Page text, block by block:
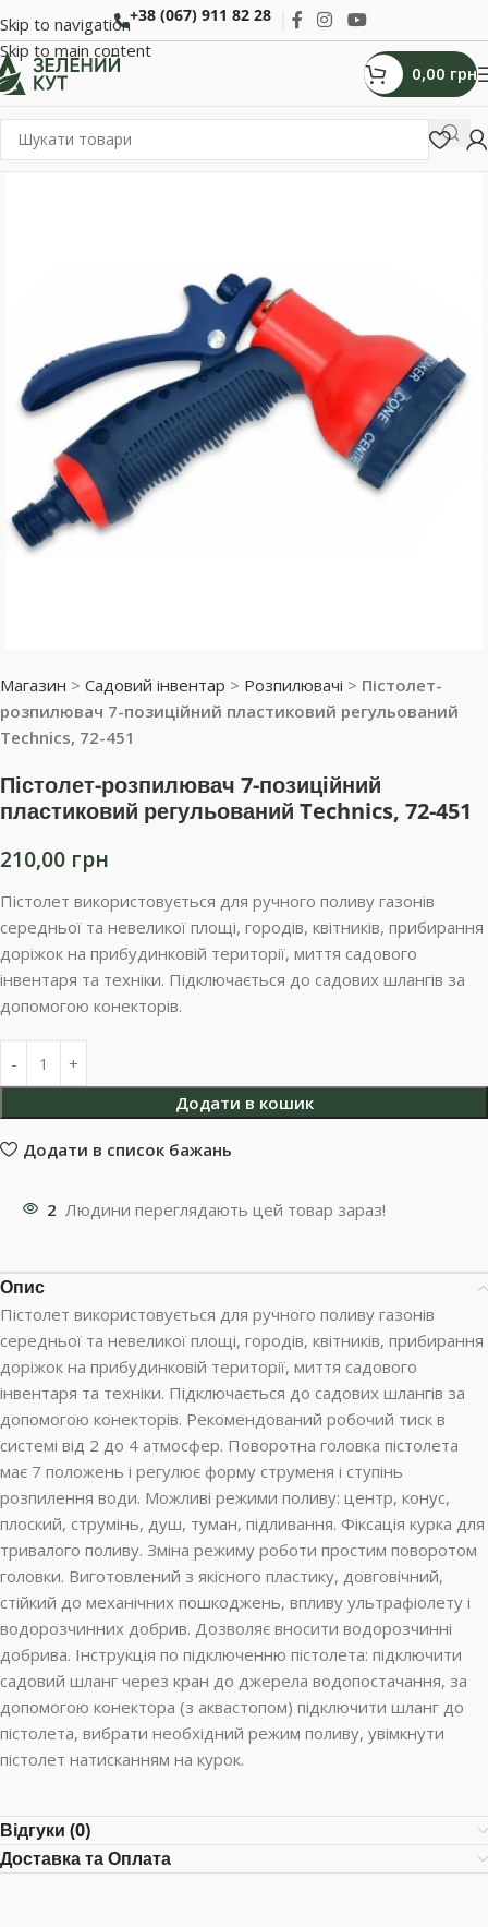
Skip to navigation
Skip to main content
+38 (067) 911 82 28
0,00 грн
Магазин > Садовий інвентар > Розпилювачі > Пістолет-
розпилювач 7-позиційний пластиковий регульований
Technics, 72-451
Пістолет-розпилювач 7-позиційний
пластиковий регульований Technics, 72-451
210,00 грн
Пістолет використовується для ручного поливу газонів
середньої та невеликої площі, городів, квітників, прибирання
доріжок на прибудинковій території, миття садового
інвентаря та техніки. Підключається до садових шлангів за
допомогою конекторів.
Додати в кошик
Додати в список бажань
2 Людини переглядають цей товар зараз!
Опис
Пістолет використовується для ручного поливу газонів
середньої та невеликої площі, городів, квітників, прибирання
доріжок на прибудинковій території, миття садового
інвентаря та техніки. Підключається до садових шлангів за
допомогою конекторів. Рекомендований робочий тиск в
системі від 2 до 4 атмосфер. Поворотна головка пістолета
має 7 положень і регулює форму струменя і ступінь
розпилення води. Можливі режими поливу: центр, конус,
плоский, струмінь, душ, туман, підливання. Фіксація курка для
тривалого поливу. Зміна режиму роботи простим поворотом
головки. Виготовлений з якісного пластику, довговічний,
стійкий до механічних пошкоджень, впливу ультрафіолету і
водорозчинних добрив. Дозволяє вносити водорозчинні
добрива. Інструкція по підключенню пістолета: підключити
садовий шланг через кран до джерела водопостачання, за
допомогою конектора (з аквастопом) підключити шланг до
пістолета, вибрати необхідний режим поливу, увімкнути
пістолет натисканням на курок.
Відгуки (0)
Доставка та Оплата